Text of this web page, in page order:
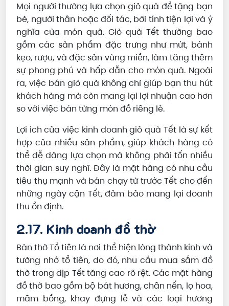
Mọi người thường lựa chọn giỏ quà để tặng bạn
bè, người thân hoặc đối tác, bởi tính tiện lợi và ý
nghĩa của món quà. Giỏ quà Tết thường bao
gồm các sản phẩm đặc trưng như mứt, bánh
kẹo, rượu, và đặc sản vùng miền, làm tăng thêm
sự phong phú và hấp dẫn cho món quà. Ngoài
ra, việc bán giỏ quà không chỉ giúp bạn thu hút
khách hàng mà còn mang lại lợi nhuận cao hơn
so với việc bán từng món đồ riêng lẻ.
Lợi ích của việc kinh doanh giỏ quà Tết là sự kết
hợp của nhiều sản phẩm, giúp khách hàng có
thể dễ dàng lựa chọn mà không phải tốn nhiều
thời gian suy nghĩ. Đây là mặt hàng có nhu cầu
tiêu thụ mạnh và bán chạy từ trước Tết cho đến
những ngày cận Tết, đảm bảo mang lại doanh
thu ổn định.
2.17. Kinh doanh đồ thờ
Bàn thờ Tổ tiên là nơi thể hiện lòng thành kính và
tưởng nhớ tổ tiên, do đó, nhu cầu mua sắm đồ
thờ trong dịp Tết tăng cao rõ rệt. Các mặt hàng
đồ thờ bao gồm bộ bát hương, chân nến, lọ hoa,
mâm bồng, khay đựng lễ và các loại hương